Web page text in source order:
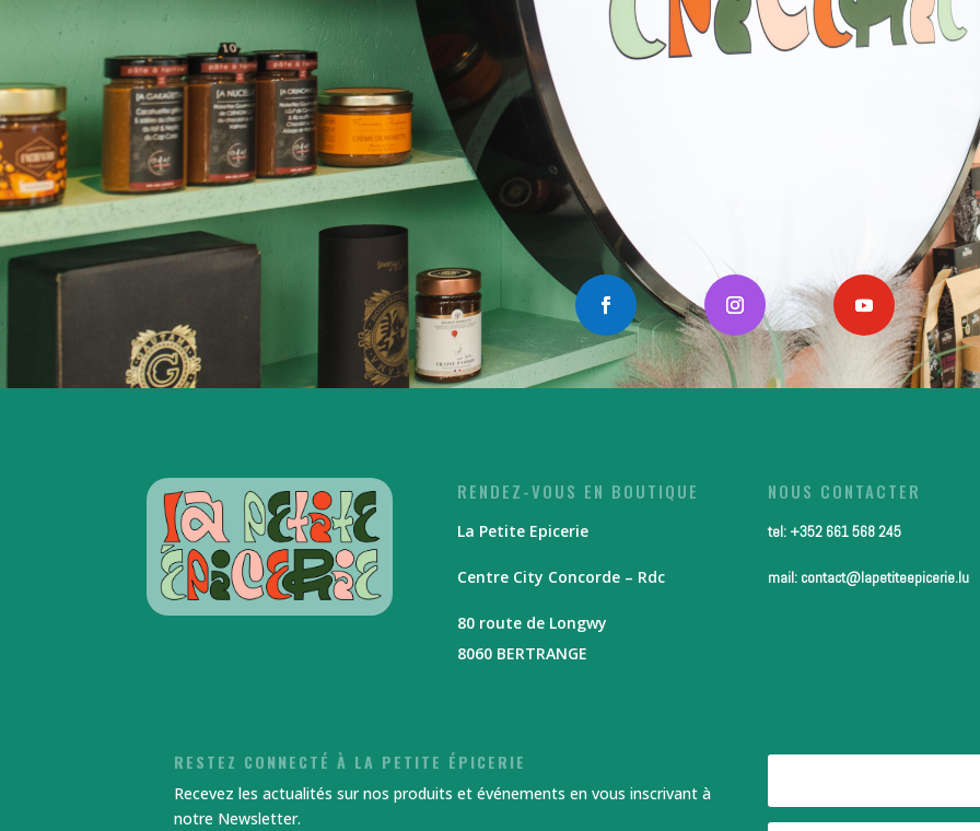
RENDEZ-VOUS EN BOUTIQUE
La Petite Epicerie
Centre City Concorde – Rdc
80 route de Longwy
8060 BERTRANGE
NOUS CONTACTER
tel: +352 661 568 245
mail: contact@lapetiteepicerie.lu
RESTEZ CONNECTÉ À LA PETITE ÉPICERIE
Recevez les actualités sur nos produits et événements en vous inscrivant à
notre Newsletter.